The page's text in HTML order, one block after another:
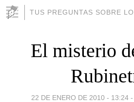
TUS PREGUNTAS SOBRE
El misterio
22 DE ENERO DE 2010 - 13:24 -